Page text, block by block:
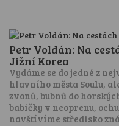
Petr Voldán: Na
Jižní Korea
Vydáme se do jedné z
hlavního města Soulu,
zvonů, bubnů do
babičky v neoprenu,
navštívíme středisko